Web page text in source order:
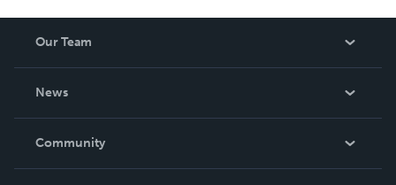
Our Team
News
In The News
Community